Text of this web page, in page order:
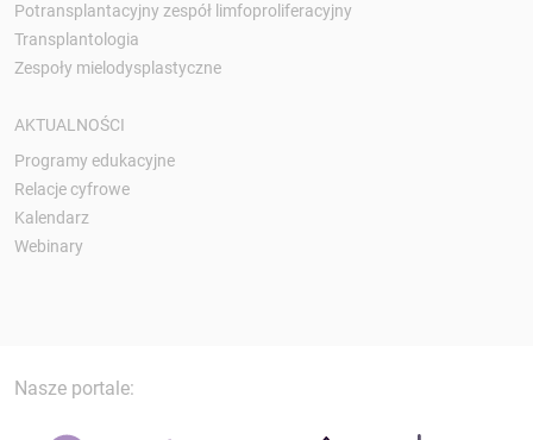
Potransplantacyjny zespół limfoproliferacyjny
Transplantologia
Zespoły mielodysplastyczne
AKTUALNOŚCI
Programy edukacyjne
Relacje cyfrowe
Kalendarz
Webinary
Nasze portale: